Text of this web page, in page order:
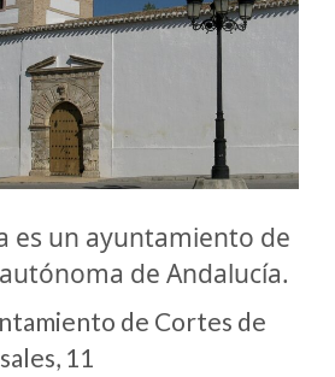
es un ayuntamiento de
de Andalucía.
de Cortes de
11